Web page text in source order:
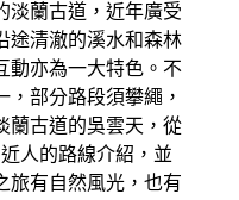
淡蘭古道，近年廣受
途清澈的溪水和森林
動亦為一大特色。不
部分路段須攀繩，
蘭古道的吳雲天，從
人的路線介紹，並
旅有自然風光，也有